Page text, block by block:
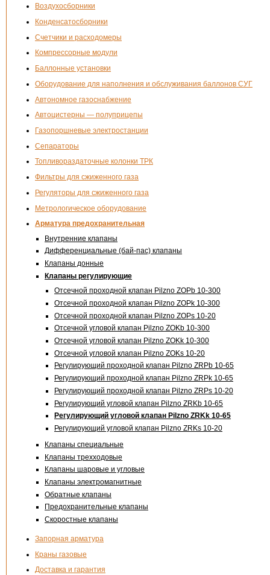
Воздухосборники
Конденсатосборники
Счетчики и расходомеры
Компрессорные модули
Баллонные установки
Оборудование для наполнения и обслуживания баллонов СУГ
Автономное газоснабжение
Автоцистерны — полуприцепы
Газопоршневые электростанции
Сепараторы
Топливораздаточные колонки ТРК
Фильтры для сжиженного газа
Регуляторы для сжиженного газа
Метрологическое оборудование
Арматура предохранительная
Внутренние клапаны
Дифференциальные (бай-пас) клапаны
Клапаны донные
Клапаны регулирующие
Отсечной проходной клапан Pilzno ZOPb 10-300
Отсечной проходной клапан Pilzno ZOPk 10-300
Отсечной проходной клапан Pilzno ZOPs 10-20
Отсечной угловой клапан Pilzno ZOKb 10-300
Отсечной угловой клапан Pilzno ZOKk 10-300
Отсечной угловой клапан Pilzno ZOKs 10-20
Регулирующий проходной клапан Pilzno ZRPb 10-65
Регулирующий проходной клапан Pilzno ZRPk 10-65
Регулирующий проходной клапан Pilzno ZRPs 10-20
Регулирующий угловой клапан Pilzno ZRKb 10-65
Регулирующий угловой клапан Pilzno ZRKk 10-65
Регулирующий угловой клапан Pilzno ZRKs 10-20
Клапаны специальные
Клапаны трехходовые
Клапаны шаровые и угловые
Клапаны электромагнитные
Обратные клапаны
Предохранительные клапаны
Скоростные клапаны
Запорная арматура
Краны газовые
Доставка и гарантия